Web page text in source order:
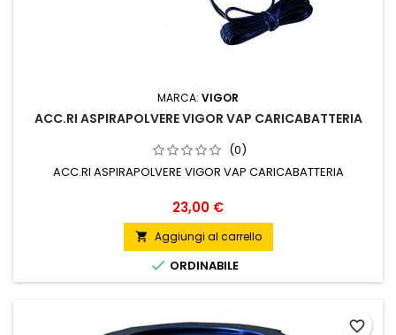
MARCA: VIGOR
ACC.RI ASPIRAPOLVERE VIGOR VAP CARICABATTERIA
(0)
ACC.RI ASPIRAPOLVERE VIGOR VAP CARICABATTERIA
Prezzo
23,00 €
 Aggiungi al carrello
 ORDINABILE
favorite_border